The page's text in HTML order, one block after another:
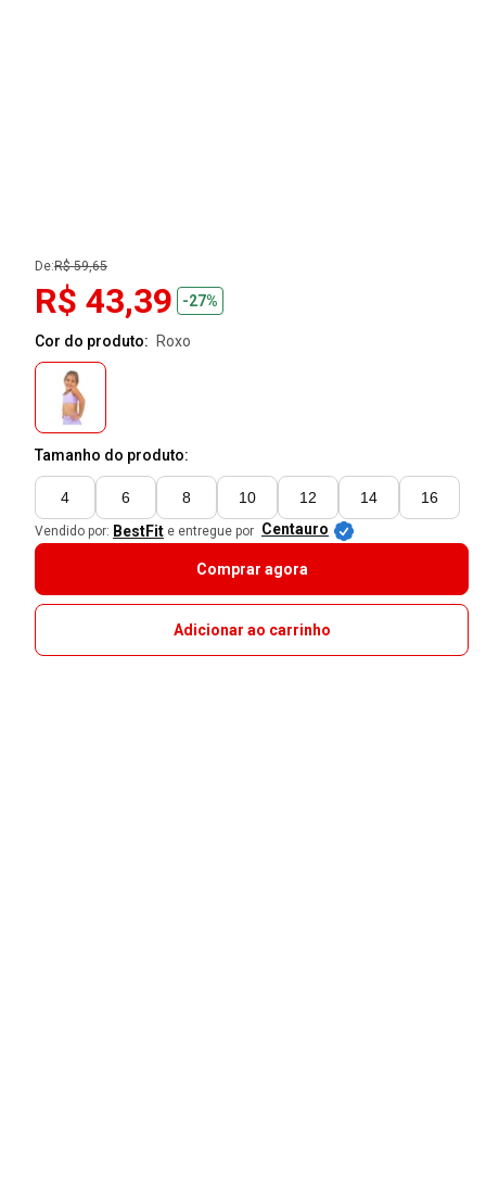
De:R$ 59,65
R$ 43,39 -27%
Cor do produto: roxo
Tamanho do produto:
4 6 8 10 12 14 16
Vendido por: BestFit e entregue por Centauro
Comprar agora
Adicionar ao carrinho